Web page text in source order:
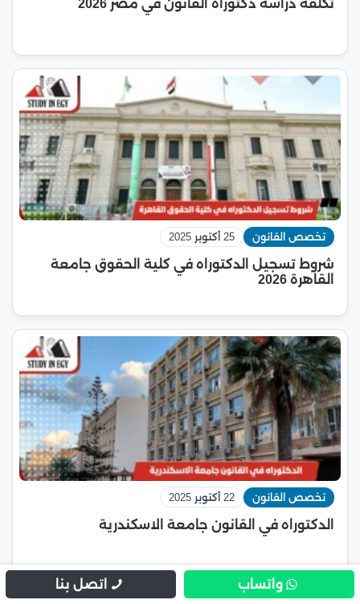
تكلفة دراسة دكتوراه القانون في مصر 2026
تخصص القانون 25 أكتوبر 2025
شروط تسجيل الدكتوراه في كلية الحقوق جامعة
القاهرة 2026
تخصص القانون 22 أكتوبر 2025
الدكتوراه في القانون جامعة الاسكندرية
واتساب اتصل بنا